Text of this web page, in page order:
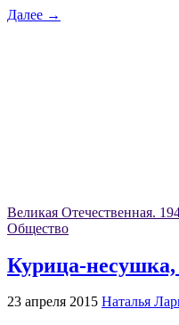
Далее →
Великая Отечественная.
Общество
Курица-
23 апреля 2015 Наталья